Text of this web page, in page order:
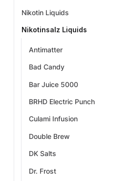
Nikotin Liquids
Nikotinsalz Liquids
Antimatter
Bad Candy
Bar Juice 5000
BRHD Electric Punch
Culami Infusion
Double Brew
DK Salts
Dr. Frost